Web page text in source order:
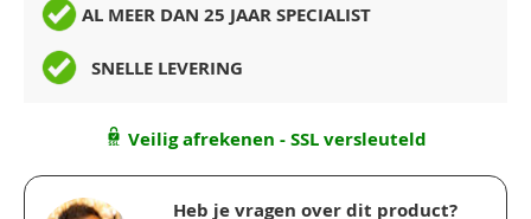
AL MEER DAN 25 JAAR SPECIALIST
SNELLE LEVERING
Veilig afrekenen - SSL versleuteld
Heb je vragen over dit product?